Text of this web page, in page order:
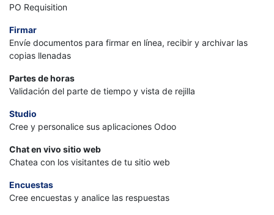
PO Requisition
Firmar
Envíe documentos para firmar en línea, recibir y archivar las
copias llenadas
Partes de horas
Validación del parte de tiempo y vista de rejilla
Studio
Cree y personalice sus aplicaciones Odoo
Chat en vivo sitio web
Chatea con los visitantes de tu sitio web
Encuestas
Cree encuestas y analice las respuestas